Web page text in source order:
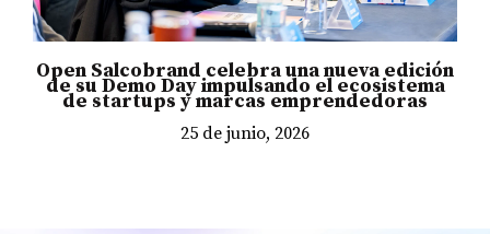
Open Salcobrand celebra una nueva edición
de su Demo Day impulsando el ecosistema
de startups y marcas emprendedoras
25 de junio, 2026